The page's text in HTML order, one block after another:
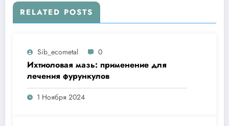
RELATED POSTS
Sib_ecometal 0
Ихтиоловая мазь: применение для
лечения фурункулов
1 Ноября 2024